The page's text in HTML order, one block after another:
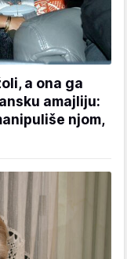
a ona ga
amajliju:
njom,